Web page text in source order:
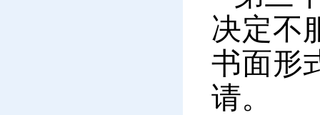
决定不
书面形
请。